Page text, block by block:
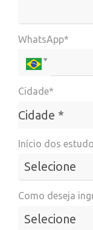
WhatsApp*
Cidade*
Cidade *
Cidade*
Início dos
Como deseja